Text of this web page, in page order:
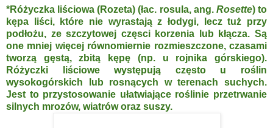
*Różyczka liściowa (Rozeta) (łac. rosula, ang. Rosette) to
kępa liści, które nie wyrastają z łodygi, lecz tuż przy
podłożu, ze szczytowej częsci korzenia lub kłącza. Są
one mniej więcej równomiernie rozmieszczone, czasami
tworzą gęstą, zbitą kępę (np. u rojnika górskiego).
Różyczki liściowe występują często u roślin
wysokogórskich lub rosnących w terenach suchych.
Jest to przystosowanie ułatwiające roślinie przetrwanie
silnych mrozów, wiatrów oraz suszy.